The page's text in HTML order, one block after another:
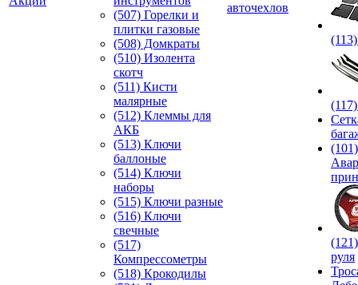
(507) Горелки и
плитки газовые
(508) Домкраты
(510) Изолента
скотч
(511) Кисти
малярные
(512) Клеммы для
АКБ
(513) Ключи
баллоные
(514) Ключи
наборы
(515) Ключи разные
(516) Ключи
свечные
(517)
Компрессометры
(518) Крокодилы
авточехлов
(101)
руля